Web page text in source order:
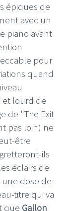
épiques de
avec un
piano avant
pour
quand
et lourd de
de "The Exit
pas loin) ne
être
ils
éclairs de
dose de
titre qui va
que Gallon